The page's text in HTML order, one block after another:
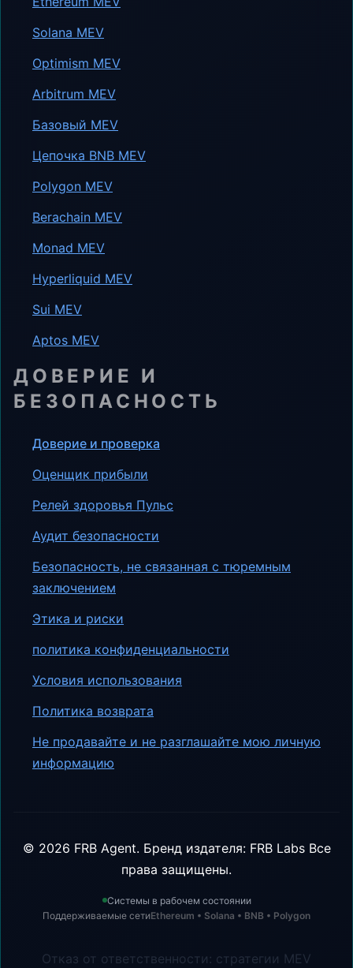
Solana MEV
Optimism MEV
Arbitrum MEV
Базовый MEV
Цепочка BNB MEV
Polygon MEV
Berachain MEV
Monad MEV
Hyperliquid MEV
Sui MEV
Aptos MEV
ДОВЕРИЕ И
БЕЗОПАСНОСТЬ
Доверие и проверка
Оценщик прибыли
Релей здоровья Пульс
Аудит безопасности
Безопасность, не связанная с тюремным
заключением
Этика и риски
политика конфиденциальности
Условия использования
Политика возврата
Не продавайте и не разглашайте мою личную
информацию
© 2026 FRB Agent. Бренд издателя: FRB Labs Все
права защищены.
Системы в рабочем состоянии
Поддерживаемые сетиEthereum • Solana • BNB • Polygon
Отказ от ответственности: стратегии MEV